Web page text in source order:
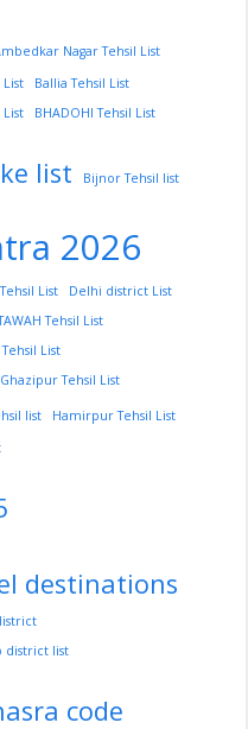
Nagar Tehsil List
List
Ballia Tehsil List
List
BHADOHI Tehsil List
list
Bijnor Tehsil list
2026
List
Delhi district List
Tehsil List
List
Ghazipur Tehsil List
list
Hamirpur Tehsil List
destinations
district list
code